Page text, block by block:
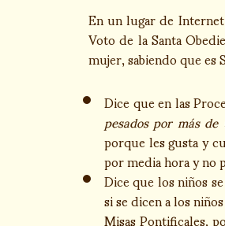
En un lugar de
Voto de la Santa
mujer, sabiendo que
Dice que en las
pesados por más
porque les gusta y
por media hora y no
Dice que los niños
si se dicen a los